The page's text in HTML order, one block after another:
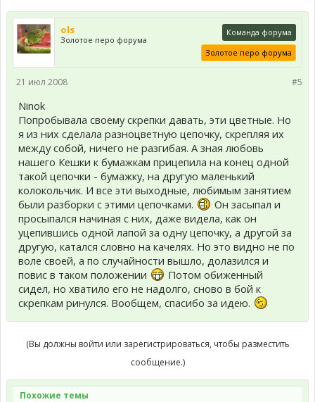
ols
Золотое перо форума
Команда форума
Золотое перо форума
#5
21 июл 2008
Ninok
Попробывала своему скрепки давать, эти цветные. Но
я из них сделала разноцветную цепочку, скрепляя их
между собой, ничего не разгибая. А зная любовь
нашего Кешки к бумажкам прицепила на конец одной
такой цепочки - бумажку, на другую маленький
колокольчик. И все эти выходные, любимым занятием
были разборки с этими цепочками.
Он засыпал и
просыпался начиная с них, даже видела, как он
уцепившись одной лапой за одну цепочку, а другой за
другую, катался словно на качелях. Но это видно не по
воле своей, а по случайности вышло, долазился и
повис в таком положении
Потом обиженный
сидел, но хватило его не надолго, сново в бой к
скрепкам ринулся. Вообщем, спасибо за идею.
(Вы должны войти или зарегистрироваться, чтобы разместить
сообщение.)
Похожие темы